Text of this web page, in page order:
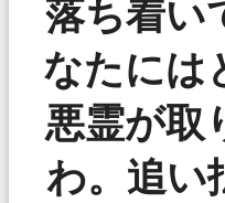
落ち着い
なたには
悪霊が取
わ。追い